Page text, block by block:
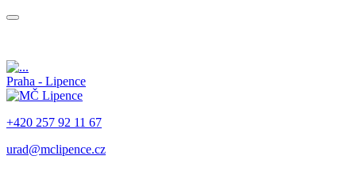
Praha - Lipence
+420 257 92 11 67
urad@mclipence.cz